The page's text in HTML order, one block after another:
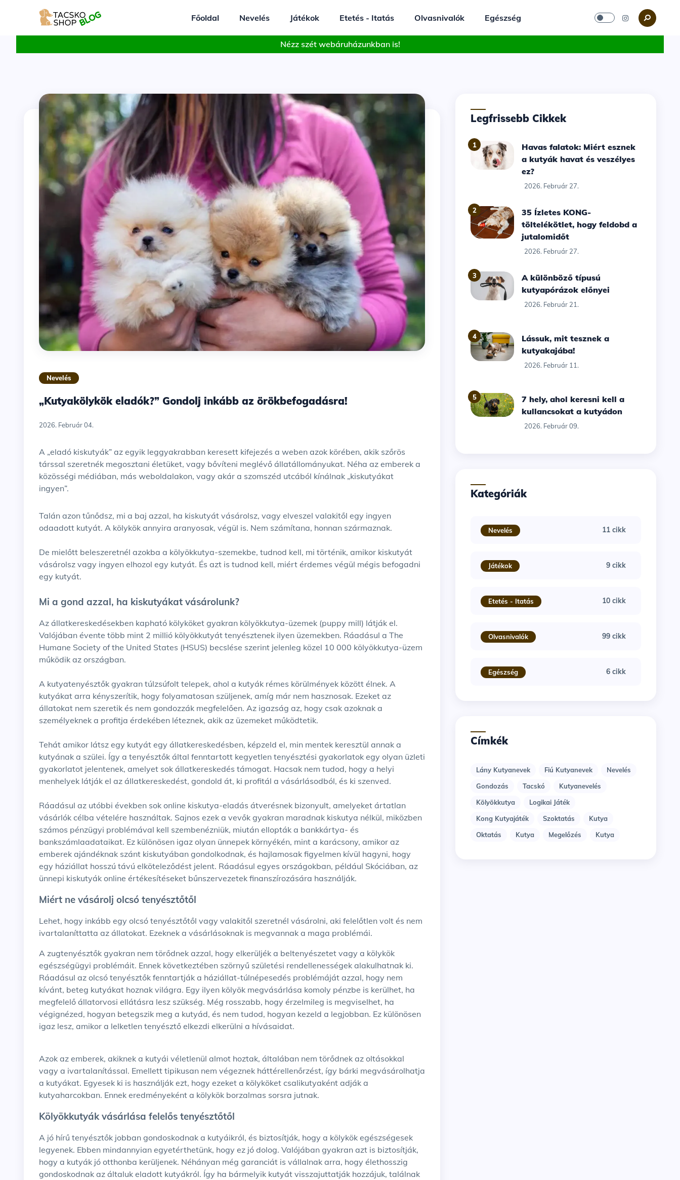
Főoldal Nevelés Játékok Etetés - Itatás Olvasnivalók Egészség
Nézz szét webáruházunkban is!
Nevelés
„Kutyakölykök eladók?” Gondolj inkább az örökbefogadásra!
2026. Február 04.
A „eladó kiskutyák” az egyik leggyakrabban keresett kifejezés a weben azok körében, akik szőrös
társsal szeretnék megosztani életüket, vagy bővíteni meglévő állatállományukat. Néha az emberek a
közösségi médiában, más weboldalakon, vagy akár a szomszéd utcából kínálnak „kiskutyákat
ingyen”.
Talán azon tűnődsz, mi a baj azzal, ha kiskutyát vásárolsz, vagy elveszel valakitől egy ingyen
odaadott kutyát. A kölykök annyira aranyosak, végül is. Nem számítana, honnan származnak.
De mielőtt beleszeretnél azokba a kölyökkutya-szemekbe, tudnod kell, mi történik, amikor kiskutyát
vásárolsz vagy ingyen elhozol egy kutyát. És azt is tudnod kell, miért érdemes végül mégis befogadni
egy kutyát.
Mi a gond azzal, ha kiskutyákat vásárolunk?
Az állatkereskedésekben kapható kölyköket gyakran kölyökkutya-üzemek (puppy mill) látják el.
Valójában évente több mint 2 millió kölyökkutyát tenyésztenek ilyen üzemekben. Ráadásul a The
Humane Society of the United States (HSUS) becslése szerint jelenleg közel 10 000 kölyökkutya-üzem
működik az országban.
A kutyatenyésztők gyakran túlzsúfolt telepek, ahol a kutyák rémes körülmények között élnek. A
kutyákat arra kényszerítik, hogy folyamatosan szüljenek, amíg már nem hasznosak. Ezeket az
állatokat nem szeretik és nem gondozzák megfelelően. Az igazság az, hogy csak azoknak a
személyeknek a profitja érdekében léteznek, akik az üzemeket működtetik.
Tehát amikor látsz egy kutyát egy állatkereskedésben, képzeld el, min mentek keresztül annak a
kutyának a szülei. Így a tenyésztők által fenntartott kegyetlen tenyésztési gyakorlatok egy olyan üzleti
gyakorlatot jelentenek, amelyet sok állatkereskedés támogat. Hacsak nem tudod, hogy a helyi
menhelyek látják el az állatkereskedést, gondold át, ki profitál a vásárlásodból, és ki szenved.
Ráadásul az utóbbi években sok online kiskutya-eladás átverésnek bizonyult, amelyeket ártatlan
vásárlók célba vételére használtak. Sajnos ezek a vevők gyakran maradnak kiskutya nélkül, miközben
számos pénzügyi problémával kell szembenézniük, miután ellopták a bankkártya- és
bankszámlaadataikat. Ez különösen igaz olyan ünnepek környékén, mint a karácsony, amikor az
emberek ajándéknak szánt kiskutyában gondolkodnak, és hajlamosak figyelmen kívül hagyni, hogy
egy háziállat hosszú távú elköteleződést jelent. Ráadásul egyes országokban, például Skóciában, az
ünnepi kiskutyák online értékesítéseket bűnszervezetek finanszírozására használják.
Miért ne vásárolj olcsó tenyésztőtől
Lehet, hogy inkább egy olcsó tenyésztőtől vagy valakitől szeretnél vásárolni, aki felelőtlen volt és nem
ivartalaníttatta az állatokat. Ezeknek a vásárlásoknak is megvannak a maga problémái.
A zugtenyésztők gyakran nem törődnek azzal, hogy elkerüljék a beltenyészetet vagy a kölykök
egészségügyi problémáit. Ennek következtében szörnyű születési rendellenességek alakulhatnak ki.
Ráadásul az olcsó tenyésztők fenntartják a háziállat-túlnépesedés problémáját azzal, hogy nem
kívánt, beteg kutyákat hoznak világra. Egy ilyen kölyök megvásárlása komoly pénzbe is kerülhet, ha
megfelelő állatorvosi ellátásra lesz szükség. Még rosszabb, hogy érzelmileg is megviselhet, ha
végignézed, hogyan betegszik meg a kutyád, és nem tudod, hogyan kezeld a legjobban. Ez különösen
igaz lesz, amikor a lelketlen tenyésztő elkezdi elkerülni a hívásaidat.
Azok az emberek, akiknek a kutyái véletlenül almot hoztak, általában nem törődnek az oltásokkal
vagy a ivartalanítással. Emellett tipikusan nem végeznek háttérellenőrzést, így bárki megvásárolhatja
a kutyákat. Egyesek ki is használják ezt, hogy ezeket a kölyköket csalikutyaként adják a
kutyaharcokban. Ennek eredményeként a kölykök borzalmas sorsra jutnak.
Kölyökkutyák vásárlása felelős tenyésztőtől
A jó hírű tenyésztők jobban gondoskodnak a kutyáikról, és biztosítják, hogy a kölykök egészségesek
legyenek. Ebben mindannyian egyetérthetünk, hogy ez jó dolog. Valójában gyakran azt is biztosítják,
hogy a kutyák jó otthonba kerüljenek. Néhányan még garanciát is vállalnak arra, hogy élethosszig
gondoskodnak az általuk eladott kutyákról. Így ha bármelyik kutyát visszajuttatják hozzájuk, találnak
Legfrissebb Cikkek
1
Havas falatok: Miért esznek
a kutyák havat és veszélyes
ez?
2026. Február 27.
2
35 Ízletes KONG-
töltelékötlet, hogy feldobd a
jutalomidőt
2026. Február 27.
3
A különböző típusú
kutyapórázok előnyei
2026. Február 21.
4
Lássuk, mit tesznek a
kutyakajába!
2026. Február 11.
5
7 hely, ahol keresni kell a
kullancsokat a kutyádon
2026. Február 09.
Kategóriák
Nevelés 11 cikk
Játékok 9 cikk
Etetés - Itatás 10 cikk
Olvasnivalók 99 cikk
Egészség 6 cikk
Címkék
Lány Kutyanevek Fiú Kutyanevek
Nevelés
Gondozás
Tacskó
Kutyanevelés
Kölyökkutya
Logikai Játék
Kong Kutyajáték
Szoktatás
Kutya
Oktatás
Kutya Megelőzés Kutya